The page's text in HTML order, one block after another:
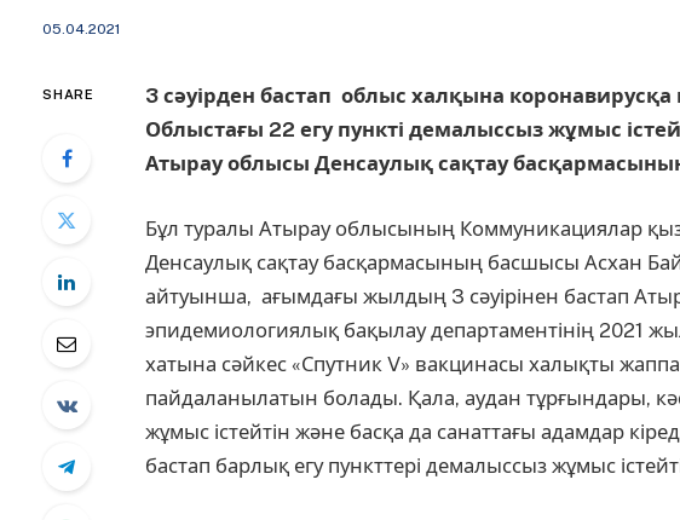
05.04.2021
SHARE
3 сәуірден бастап облыс халқына
Облыстағы 22 егу пункті демалыссыз жұмыс
Атырау облысы Денсаулық сақтау
Бұл туралы Атырау облысының Коммуникациялар
Денсаулық сақтау басқармасының басшысы Асхан
айтуынша, ағымдағы жылдың 3 сәуірінен бастап
эпидемиологиялық бақылау департаментінің 2021
хатына сәйкес «Спутник V» вакцинасы халықты
пайдаланылатын болады. Қала, аудан тұрғындары,
жұмыс істейтін және басқа да санаттағы адамдар
бастап барлық егу пункттері демалыссыз жұмыс